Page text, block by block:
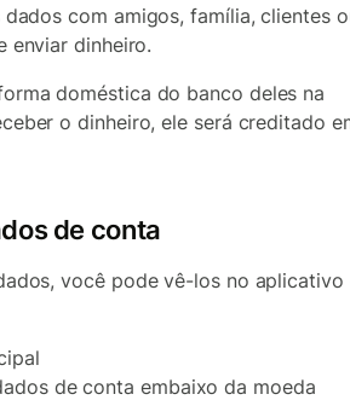
com amigos, família, clientes
enviar dinheiro.
doméstica do banco deles na
o dinheiro, ele será creditado
de conta
você pode vê-los no aplicativo
de conta embaixo da moeda